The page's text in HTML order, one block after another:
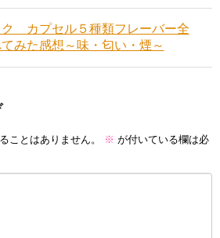
ク カプセル５種類フレーバー全
みた感想～味・匂い・煙～
ことはありません。 ※ が付いている欄は必